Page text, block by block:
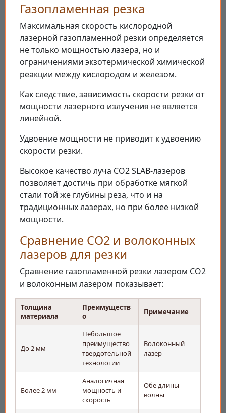
Газопламенная резка
Максимальная скорость кислородной
лазерной газопламенной резки определяется
не только мощностью лазера, но и
ограничениями экзотермической химической
реакции между кислородом и железом.
Как следствие, зависимость скорости резки от
мощности лазерного излучения не является
линейной.
Удвоение мощности не приводит к удвоению
скорости резки.
Высокое качество луча CO2 SLAB-лазеров
позволяет достичь при обработке мягкой
стали той же глубины реза, что и на
традиционных лазерах, но при более низкой
мощности.
Сравнение CO2 и волоконных
лазеров для резки
Сравнение газопламенной резки лазером CO2
и волоконным лазером показывает:
Толщина
материала
Преимуществ
о
Примечание
До 2 мм
Небольшое
преимущество
твердотельной
технологии
Волоконный
лазер
Более 2 мм
Аналогичная
мощность и
скорость
Обе длины
волны